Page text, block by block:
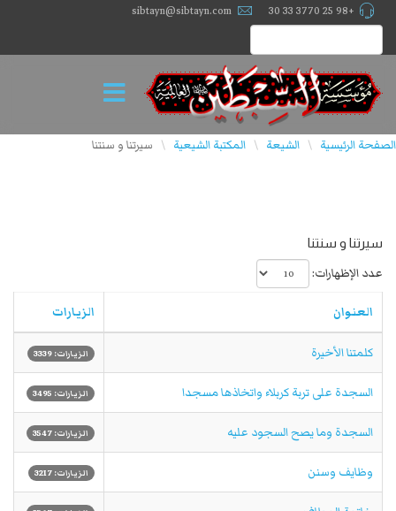
+98 25 3770 33 30
sibtayn@sibtayn.com
الصفحة الرئيسية \ الشيعة \ المكتبة الشيعية \ سیرتنا و سنتنا
سیرتنا و سنتنا
عدد الإظهارات:
العنوان الزيارات
كلمتنا الأخيرة الزيارات: 3339
السجدة على تربة كربلاء واتخاذها مسجدا الزيارات: 3495
السجدة وما يصح السجود عليه الزيارات: 3547
وظايف وسنن الزيارات: 3217